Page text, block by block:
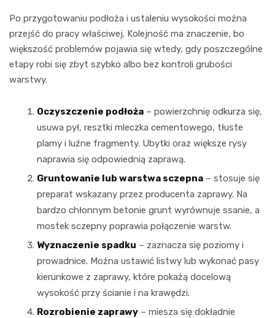
Po przygotowaniu podłoża i ustaleniu wysokości można
przejść do pracy właściwej. Kolejność ma znaczenie, bo
większość problemów pojawia się wtedy, gdy poszczególne
etapy robi się zbyt szybko albo bez kontroli grubości
warstwy.
Oczyszczenie podłoża – powierzchnię odkurza się,
usuwa pył, resztki mleczka cementowego, tłuste
plamy i luźne fragmenty. Ubytki oraz większe rysy
naprawia się odpowiednią zaprawą.
Gruntowanie lub warstwa sczepna – stosuje się
preparat wskazany przez producenta zaprawy. Na
bardzo chłonnym betonie grunt wyrównuje ssanie, a
mostek sczepny poprawia połączenie warstw.
Wyznaczenie spadku – zaznacza się poziomy i
prowadnice. Można ustawić listwy lub wykonać pasy
kierunkowe z zaprawy, które pokażą docelową
wysokość przy ścianie i na krawędzi.
Rozrobienie zaprawy – miesza się dokładnie